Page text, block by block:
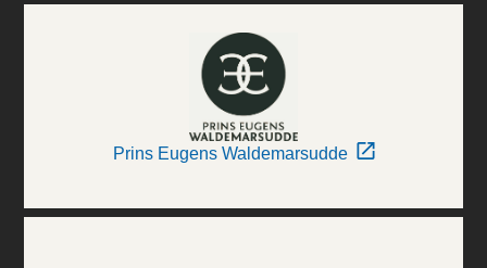
Prins Eugens Waldemarsudde